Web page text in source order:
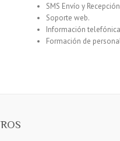
SMS Envío y
Soporte web.
Información
Formación de